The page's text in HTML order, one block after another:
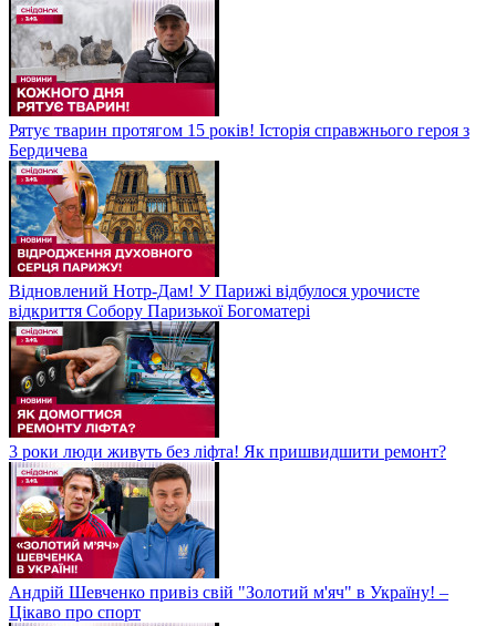
Рятує тварин протягом 15 років! Історія справжнього героя з
Бердичева
Відновлений Нотр-Дам! У Парижі відбулося урочисте
відкриття Собору Паризької Богоматері
3 роки люди живуть без ліфта! Як пришвидшити ремонт?
Андрій Шевченко привіз свій "Золотий м'яч" в Україну! –
Цікаво про спорт